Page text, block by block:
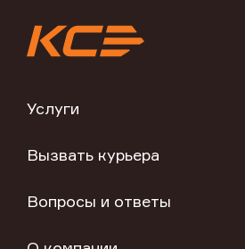
Услуги
Вызвать курьера
Вопросы и ответы